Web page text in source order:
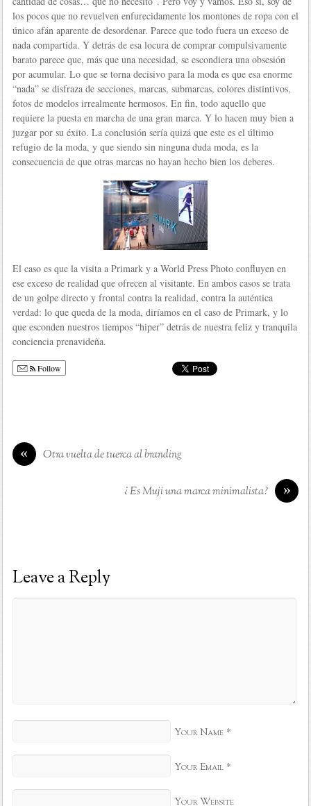
los pocos que no revuelven enfurecidamente los montones de ropa con el
único afán aparente de desordenar. Parece que todo fuera un exceso de
nada compartida. Y detrás de esa locura de comprar compulsivamente
barato parece que, más que una necesidad, se escondiera una obsesión
por acumular. Lo que se torna decisivo para la moda es que esa enorme
“nada” se disfraza de secciones, marcas, submarcas, colores distintivos,
fotos de modelos irrealmente hermosos. En fin, todo aquello que
requiere la puesta en marcha de una gran marca. Y lo hacen muy bien a
juzgar por su éxito. La conclusión sería quizá que este es el último
refugio de la moda, y que siendo sin ninguna duda moda, es la
consecuencia de que otras marcas no hayan hecho bien los deberes.
El caso es que la visita a Primark y a World Press Photo confluyen en
ese exceso de realidad que ofrecen al visitante. En ambos casos se trata
de un golpe directo y frontal contra la realidad, contra la auténtica
verdad: lo que queda de la moda, diríamos en el caso de Primark, y lo
que esconden nuestros tiempos “hiper” detrás de nuestra feliz y tranquila
conciencia prenavideña.
Follow
« Otra vuelta de tuerca al branding
»
¿ Es Muji una marca minimalista?
Leave a Reply
Your Name *
Your Email *
Your Website